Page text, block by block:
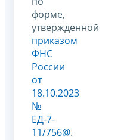
форме,
утвержденной
приказом
ФНС
России
от
18.10.2023
№
ЕД-7-
11/756@.